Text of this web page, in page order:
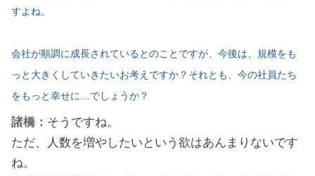
すよね。
会社が順調に成長されているとのことですが、今後は、規模をも
っと大きくしていきたいお考えですか？それとも、今の社員たち
をもっと幸せに…でしょうか？
諸橋： そうですね。
ただ、人数を増やしたいという欲はあんまりないです
ね。